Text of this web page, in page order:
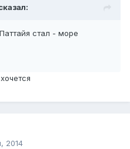
стал - море
2014